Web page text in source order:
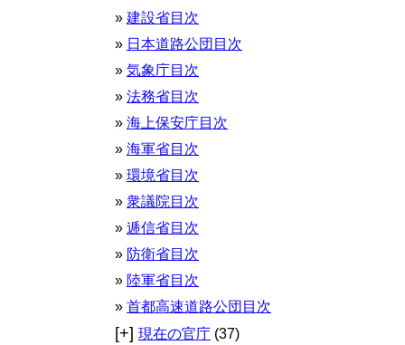
建設省目次
日本道路公団目次
気象庁目次
法務省目次
海上保安庁目次
海軍省目次
環境省目次
衆議院目次
逓信省目次
防衛省目次
陸軍省目次
首都高速道路公団目次
[+] 現在の官庁 (37)